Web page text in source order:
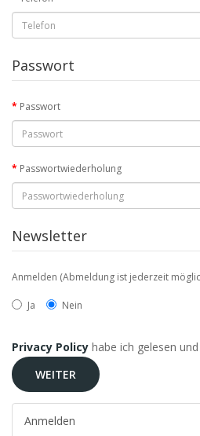
Passwort
Passwort
Passwortwiederholung
Newsletter
Anmelden (Abmeldung ist jederzeit
Ja Nein
Privacy Policy habe ich gelesen
Anmelden